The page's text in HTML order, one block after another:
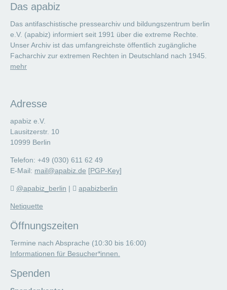
Das apabiz
Das antifaschistische pressearchiv und bildungszentrum berlin
e.V. (apabiz) informiert seit 1991 über die extreme Rechte.
Unser Archiv ist das umfangreichste öffentlich zugängliche
Facharchiv zur extremen Rechten in Deutschland nach 1945.
mehr
Adresse
apabiz e.V.
Lausitzerstr. 10
10999 Berlin
Telefon: +49 (030) 611 62 49
E-Mail: mail@apabiz.de [PGP-Key]
@apabiz_berlin | apabizberlin
Netiquette
Öffnungszeiten
Termine nach Absprache (10:30 bis 16:00)
Informationen für Besucher*innen.
Spenden